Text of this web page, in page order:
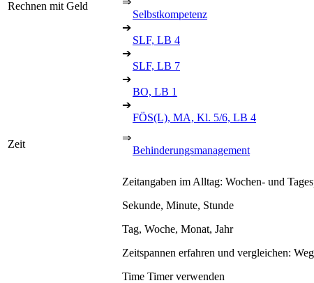
Rechnen mit Geld
Selbstkompetenz
➔
SLF, LB 4
➔
SLF, LB 7
➔
BO, LB 1
➔
FÖS(L), MA, Kl. 5/6, LB 4
Zeit
⇒
Behinderungsmanagement
Zeitangaben im Alltag: Wochen- und
Sekunde, Minute, Stunde
Tag, Woche, Monat, Jahr
Zeitspannen erfahren und vergleichen:
Time Timer verwenden